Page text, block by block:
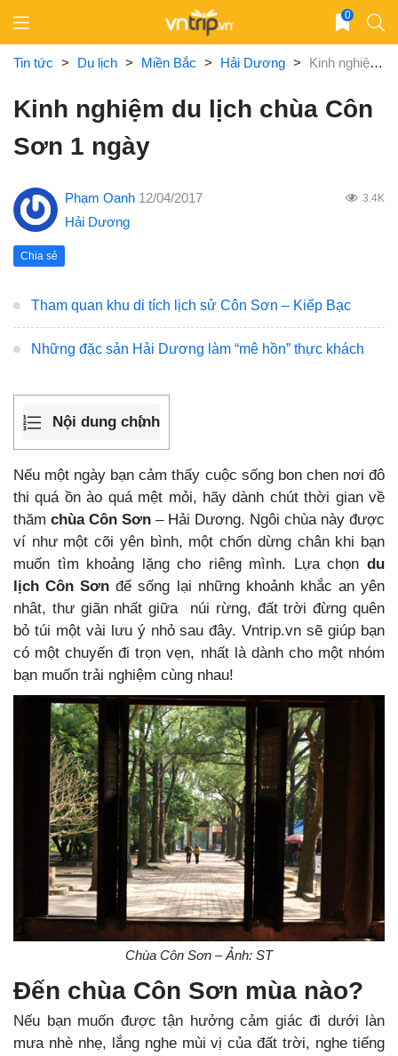
content
0
Tin tức > Du lịch > Miền Bắc > Hải Dương > Kinh nghiệm du lịch chùa Côn Sơn 1 ngày
Kinh nghiệm du lịch chùa Côn
Sơn 1 ngày
Phạm Oanh 12/04/2017 3.4K
Hải Dương
Chia sẻ
Tham quan khu di tích lịch sử Côn Sơn – Kiếp Bạc
Những đặc sản Hải Dương làm “mê hồn” thực khách
Nội dung chính
Nếu một ngày bạn cảm thấy cuộc sống bon chen nơi đô
thi quá ồn ào quá mệt mỏi, hãy dành chút thời gian về
thăm chùa Côn Sơn – Hải Dương. Ngôi chùa này được
ví như một cõi yên bình, một chốn dừng chân khi bạn
muốn tìm khoảng lặng cho riêng mình. Lựa chọn du
lịch Côn Sơn để sống lại những khoảnh khắc an yên
nhât, thư giãn nhất giữa núi rừng, đất trời đừng quên
bỏ túi một vài lưu ý nhỏ sau đây. Vntrip.vn sẽ giúp bạn
có một chuyến đi trọn vẹn, nhất là dành cho một nhóm
bạn muốn trải nghiệm cùng nhau!
Chùa Côn Sơn – Ảnh: ST
Đến chùa Côn Sơn mùa nào?
Nếu bạn muốn được tận hưởng cảm giác đi dưới làn
mưa nhè nhẹ, lắng nghe mùi vị của đất trời, nghe tiếng